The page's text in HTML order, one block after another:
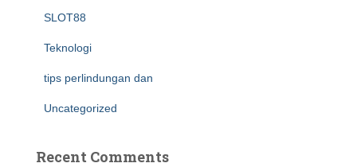
SLOT88
Teknologi
tips perlindungan dan
Uncategorized
Recent Comments